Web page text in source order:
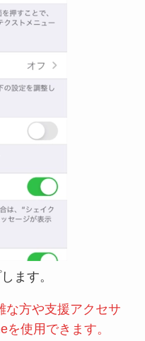
ます。
な方や支援アクセサ
使用できます。